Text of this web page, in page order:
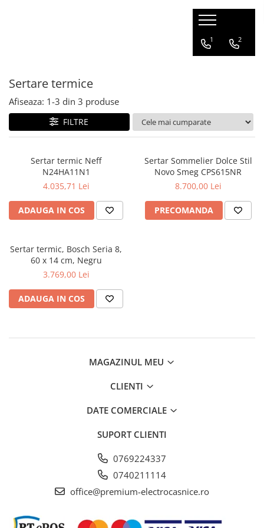
Frigidere
Congelatoare
Combine frigorifice
Vitrine de vin
Aparate de gatit
Cuptoare
Sertare
Plite incorporabile
Ingrijirea locuintei
Aspiratoare verticale
Apiratoare cu sac
Aspiratoare fara sac
Masini de spalat vase
Masini de spalat rufe cu uscator
Chiuvete
Compozit
Inox
Accesorii
Compozit
aspiratoare
Detergenti pentru masina de
spalat rufe
spalat vase
Ingrijire rufe
1 2
Sertare termice
Afiseaza: 1-3 din 3 produse
FILTRE
Sertar termic Neff
N24HA11N1
4.035,71 Lei
ADAUGA IN COS
Sertar Sommelier Dolce Stil
Novo Smeg CPS615NR
8.700,00 Lei
PRECOMANDA
Sertar termic, Bosch Seria 8,
60 x 14 cm, Negru
3.769,00 Lei
ADAUGA IN COS
MAGAZINUL MEU
CLIENTI
DATE COMERCIALE
SUPORT CLIENTI
0769224337
0740211114
office@premium-electrocasnice.ro